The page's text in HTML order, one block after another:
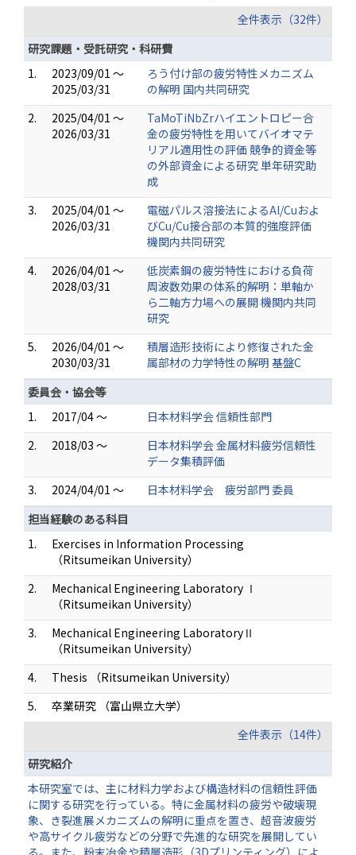
全件表示（32件）
研究課題・受託研究・科研費
1.
2023/09/01 ～
2025/03/31
ろう付け部の疲労特性メカニズム
の解明 国内共同研究
2.
2025/04/01 ～
2026/03/31
TaMoTiNbZrハイエントロピー合
金の疲労特性を用いてバイオマテ
リアル適用性の評価 競争的資金等
の外部資金による研究 単年研究助
成
3.
2025/04/01 ～
2026/03/31
電磁パルス溶接法によるAl/Cuおよ
びCu/Cu接合部の本質的強度評価
機関内共同研究
4.
2026/04/01 ～
2028/03/31
低炭素鋼の疲労特性における負荷
周波数効果の体系的解明：単軸か
ら二軸方力場への展開 機関内共同
研究
5.
2026/04/01 ～
2030/03/31
積層造形技術により修復された金
属部材の力学特性の解明 基盤C
委員会・協会等
1.
2017/04 ～
日本材料学会 信頼性部門
2.
2018/03 ～
日本材料学会 金属材料疲労信頼性
データ集積評価
3.
2024/04/01 ～
日本材料学会 疲労部門 委員
担当経験のある科目
1.
Exercises in Information Processing
（Ritsumeikan University）
2.
Mechanical Engineering Laboratory Ⅰ
（Ritsumeikan University）
3.
Mechanical Engineering LaboratoryⅡ
（Ritsumeikan University）
4.
Thesis （Ritsumeikan University）
5.
卒業研究 （富山県立大学）
全件表示（14件）
研究紹介
本研究室では、主に材料力学および構造材料の信頼性評価
に関する研究を行っている。特に金属材料の疲労や破壊現
象、き裂進展メカニズムの解明に重点を置き、超音波疲労
や高サイクル疲労などの分野で先進的な研究を展開してい